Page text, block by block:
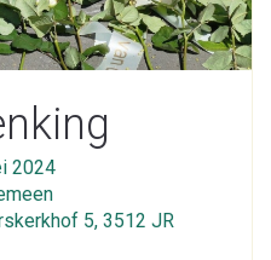
2024
5, 3512 JR